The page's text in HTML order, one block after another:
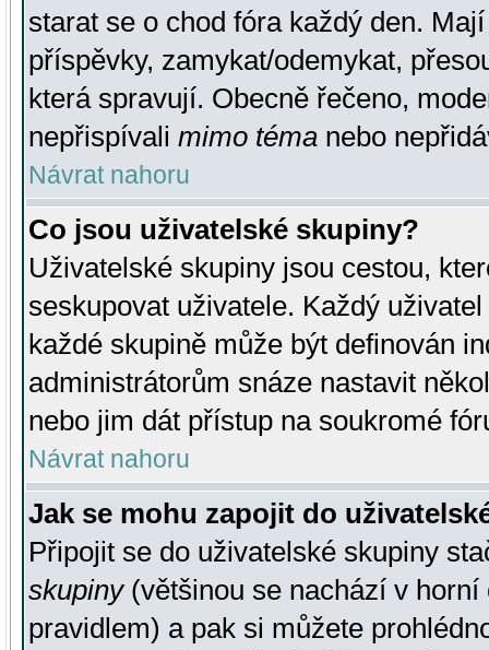
starat se o chod fóra každý den.
příspěvky, zamykat/odemykat,
která spravují. Obecně řečeno,
nepřispívali mimo téma nebo
Návrat nahoru
Co jsou uživatelské skupiny?
Uživatelské skupiny jsou cestou,
seskupovat uživatele. Každý
každé skupině může být definován
administrátorům snáze nastavit
nebo jim dát přístup na soukromé
Návrat nahoru
Jak se mohu zapojit do
Připojit se do uživatelské skupiny
skupiny(většinou se nachází v horní
pravidlem) a pak si můžete